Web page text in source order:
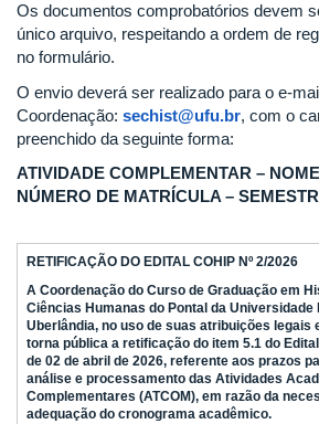
Os documentos comprobatórios devem
único arquivo, respeitando a ordem de
no formulário.
O envio deverá ser realizado para o e-
Coordenação: sechist@ufu.br, com o
preenchido da seguinte forma:
ATIVIDADE COMPLEMENTAR –
NÚMERO DE MATRÍCULA –
RETIFICAÇÃO DO EDITAL COHIP Nº 2/2026
A Coordenação do Curso de Graduação em
Ciências Humanas do Pontal da Universidade
Uberlândia, no uso de suas atribuições legais
torna pública a retificação do item 5.1 do Edital
de 02 de abril de 2026, referente aos prazos
análise e processamento das Atividades
Complementares (ATCOM), em razão da
adequação do cronograma acadêmico.